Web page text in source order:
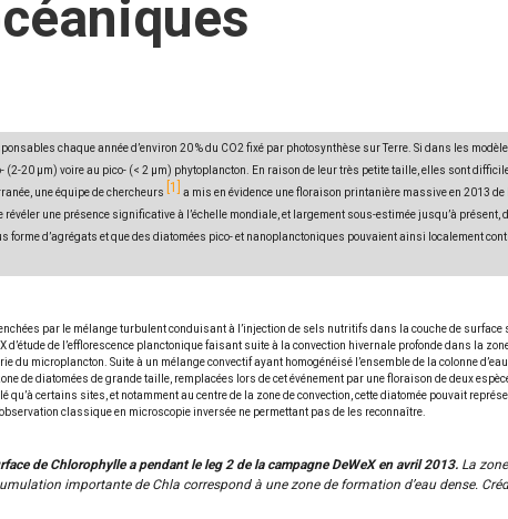
chaque année d’environ 20 % du CO2 fixé par photosynthèse sur Terre. Si dans les
20 μm) voire au pico- (< 2 μm) phytoplancton. En raison de leur très petite taille, elles sont
une équipe de chercheurs
1
a mis en évidence une floraison printanière massive en 2013
une présence significative à l’échelle mondiale, et largement sous-estimée jusqu’à
d’agrégats et que des diatomées pico- et nanoplanctoniques pouvaient ainsi localement
par le mélange turbulent conduisant à l’injection de sels nutritifs dans la couche de surface
de l’efflorescence planctonique faisant suite à la convection hivernale profonde dans la
microplancton. Suite à un mélange convectif ayant homogénéisé l’ensemble de la colonne
de diatomées de grande taille, remplacées lors de cet événement par une floraison de deux
certains sites, et notamment au centre de la zone de convection, cette diatomée pouvait
classique en microscopie inversée ne permettant pas de les reconnaître.
de Chlorophylle a pendant le leg 2 de la campagne DeWeX en avril 2013. La zone
importante de Chla correspond à une zone de formation d’eau dense.